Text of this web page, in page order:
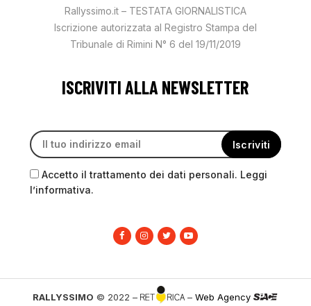
Rallyssimo.it – TESTATA GIORNALISTICA
Iscrizione autorizzata al Registro Stampa del
Tribunale di Rimini N° 6 del 19/11/2019
ISCRIVITI ALLA NEWSLETTER
Accetto il trattamento dei dati personali. Leggi
l’informativa.
RALLYSSIMO © 2022 – –Web Agency